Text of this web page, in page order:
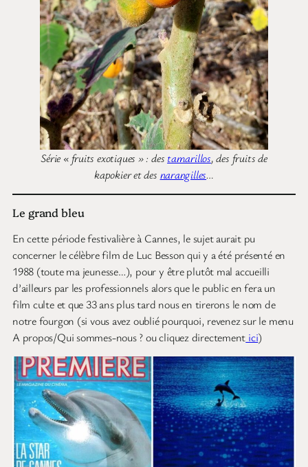
Série « fruits exotiques » : des tamarillos, des fruits de
kapokier et des narangilles…
Le grand bleu
En cette période festivalière à Cannes, le sujet aurait pu
concerner le célèbre film de Luc Besson qui y a été présenté en
1988 (toute ma jeunesse…), pour y être plutôt mal accueilli
d’ailleurs par les professionnels alors que le public en fera un
film culte et que 33 ans plus tard nous en tirerons le nom de
notre fourgon (si vous avez oublié pourquoi, revenez sur le menu
A propos/Qui sommes-nous ? ou cliquez directement ici)